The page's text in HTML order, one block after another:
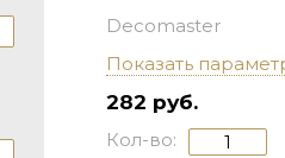
Decomaster
Показать
282 руб.
Кол-во: